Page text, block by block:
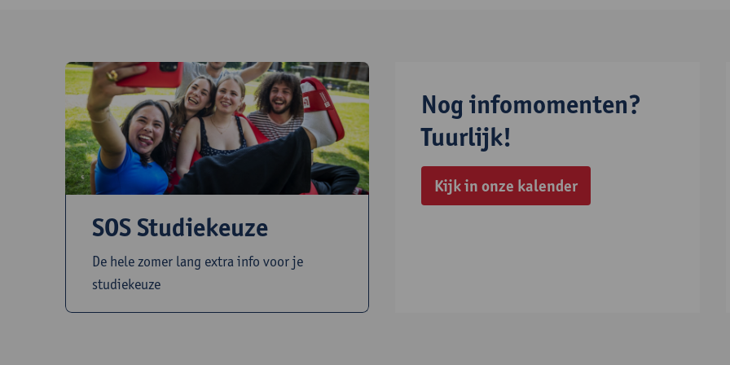
SOS Studiekeuze
De hele zomer lang extra info voor je
studiekeuze
Nog infomomenten?
Tuurlijk!
Kijk in onze kalender